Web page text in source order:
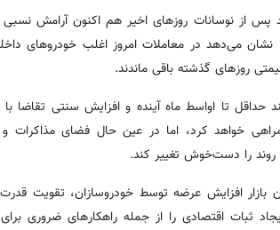
از نوسانات روزهای اخیر هم اکنون آرامش نسبی
می‌دهد در معاملات امروز اغلب خودروهای
روزهای گذشته باقی ماندند.
تا اواسط ماه آینده و افزایش سنتی تقاضا با
خواهد کرد، اما در عین حال فضای مذاکرات و
روند را دست‌خوش تغییر کند.
بازار افزایش عرضه توسط خودروسازان، تقویت
ثبات اقتصادی را از جمله راهکارهای ضروری